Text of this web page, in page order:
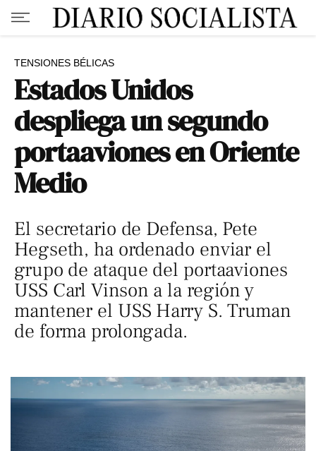
TENSIONES BÉLICAS
Estados Unidos
despliega un segundo
portaaviones en Oriente
Medio
El secretario de Defensa, Pete
Hegseth, ha ordenado enviar el
grupo de ataque del portaaviones
USS Carl Vinson a la región y
mantener el USS Harry S. Truman
de forma prolongada.